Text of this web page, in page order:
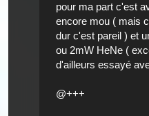
pour ma part c'est
encore mou ( mais
dur c'est pareil ) et
ou 2mW HeNe (
d'ailleurs essayé
@+++